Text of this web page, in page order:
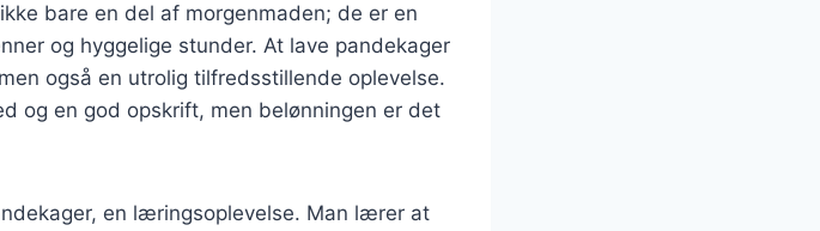
bare en del af morgenmaden; de er en
og hyggelige stunder. At lave pandekager
også en utrolig tilfredsstillende oplevelse.
og en god opskrift, men belønningen er det
en læringsoplevelse. Man lærer at